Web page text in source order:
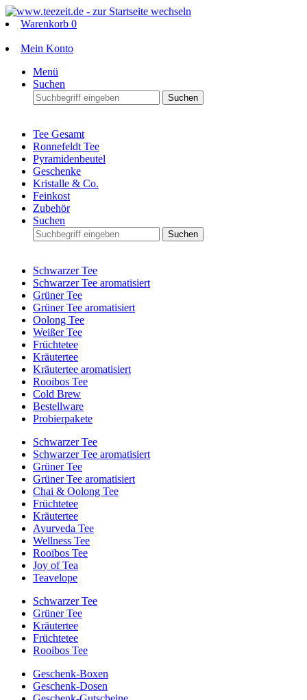
Warenkorb 0
Mein Konto
Menü
Suchen
Suchen
Tee Gesamt
Ronnefeldt Tee
Pyramidenbeutel
Geschenke
Kristalle & Co.
Feinkost
Zubehör
Suchen
Suchen
Schwarzer Tee
Schwarzer Tee aromatisiert
Grüner Tee
Grüner Tee aromatisiert
Oolong Tee
Weißer Tee
Früchtetee
Kräutertee
Kräutertee aromatisiert
Rooibos Tee
Cold Brew
Bestellware
Probierpakete
Schwarzer Tee
Schwarzer Tee aromatisiert
Grüner Tee
Grüner Tee aromatisiert
Chai & Oolong Tee
Früchtetee
Kräutertee
Ayurveda Tee
Wellness Tee
Rooibos Tee
Joy of Tea
Teavelope
Schwarzer Tee
Grüner Tee
Kräutertee
Früchtetee
Rooibos Tee
Geschenk-Boxen
Geschenk-Dosen